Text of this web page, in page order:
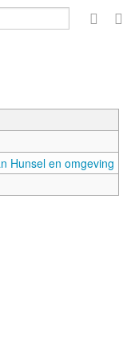
Hunsel en omgeving